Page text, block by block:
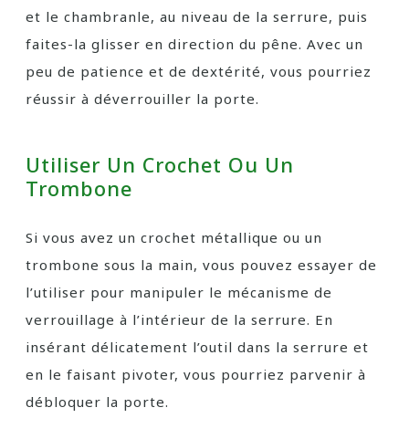
et le chambranle, au niveau de la serrure, puis
faites-la glisser en direction du pêne. Avec un
peu de patience et de dextérité, vous pourriez
réussir à déverrouiller la porte.
Utiliser Un Crochet Ou Un
Trombone
Si vous avez un crochet métallique ou un
trombone sous la main, vous pouvez essayer de
l’utiliser pour manipuler le mécanisme de
verrouillage à l’intérieur de la serrure. En
insérant délicatement l’outil dans la serrure et
en le faisant pivoter, vous pourriez parvenir à
débloquer la porte.